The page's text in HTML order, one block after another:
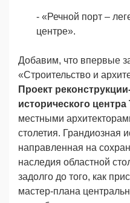
- «Речной порт –
центре».
Добавим, что впервые
«Строительство и
Проект
исторического
местными
столетия. Грандиозная
направленная на
наследия областной
задолго до того, как
мастер-плана